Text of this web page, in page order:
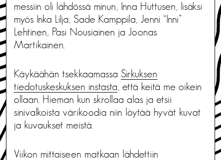
messiin oli lähdössä minun, Inna Huttusen, lisäksi
myös Inka Lilja, Sade Kamppila, Jenni “Inni”
Lehtinen, Pasi Nousiainen ja Joonas
Martikainen.
Käykäähän tsekkaamassa Sirkuksen
tiedotuskeskuksen instasta, että keitä me oikein
ollaan. Hieman kun skrollaa alas ja etsii
sinivalkoista värikoodia niin löytää hyvät kuvat
ja kuvaukset meistä.
Viikon mittaiseen matkaan lähdettiin